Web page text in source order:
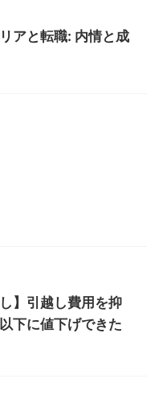
アと転職: 内情と成
】引越し費用を抑
下に値下げできた